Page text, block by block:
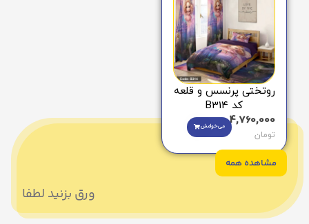
روتختی پرنسس و قلعه
کد B314
4,760,000
تومان
می‌خوامش
مشاهده همه
ورق بزنید لطفا